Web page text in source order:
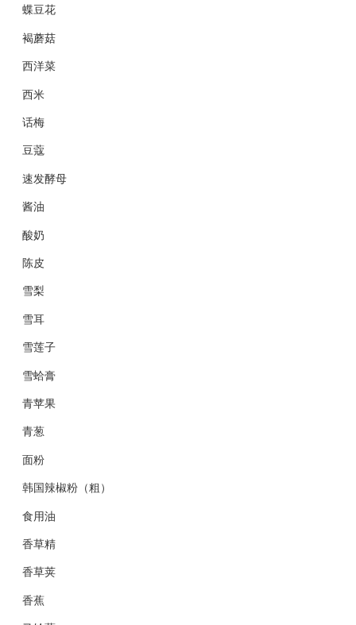
蝶豆花
褐蘑菇
西洋菜
西米
话梅
豆蔻
速发酵母
酱油
酸奶
陈皮
雪梨
雪耳
雪莲子
雪蛤膏
青苹果
青葱
面粉
韩国辣椒粉（粗）
食用油
香草精
香草荚
香蕉